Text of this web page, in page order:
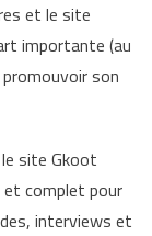
et le site
importante (au
son
site Gkoot
complet pour
interviews et